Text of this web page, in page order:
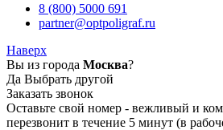
8 (800) 5000 691
partner@optpoligraf.ru
Наверх
Вы из города Москва?
Да Выбрать другой
Заказать звонок
Оставьте свой номер - вежливый и
перезвонит в течение 5 минут (в